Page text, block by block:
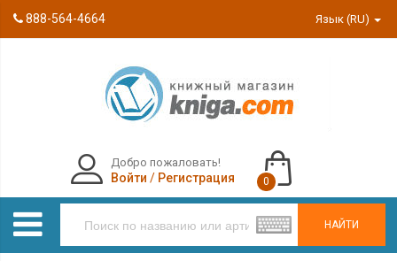
888-564-4664 Язык (RU)
НАЙТИ
Добро пожаловать!
Войти / Регистрация 0